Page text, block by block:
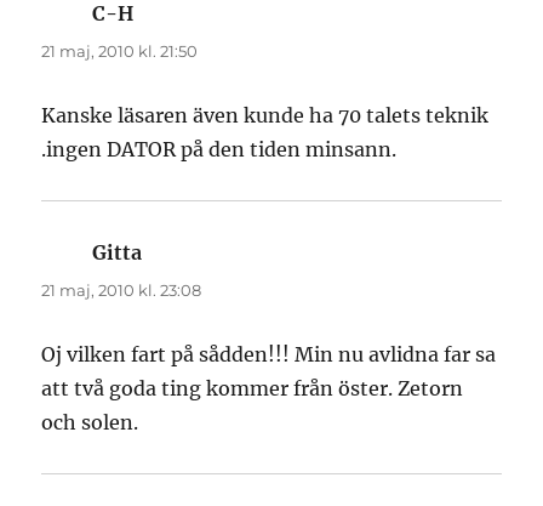
C-H
21 maj, 2010 kl. 21:50
Kanske läsaren även kunde ha 70 talets teknik
.ingen DATOR på den tiden minsann.
Gitta
21 maj, 2010 kl. 23:08
Oj vilken fart på sådden!!! Min nu avlidna far sa
att två goda ting kommer från öster. Zetorn
och solen.